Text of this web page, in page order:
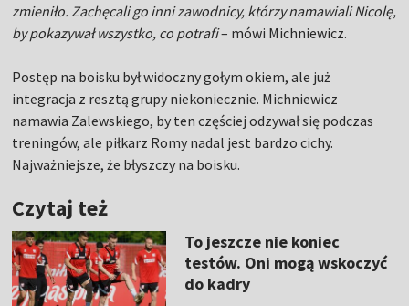
zmieniło. Zachęcali go inni zawodnicy, którzy namawiali Nicolę,
by pokazywał wszystko, co potrafi– mówi Michniewicz.
Postęp na boisku był widoczny gołym okiem, ale już
integracja z resztą grupy niekoniecznie. Michniewicz
namawia Zalewskiego, by ten częściej odzywał się podczas
treningów, ale piłkarz Romy nadal jest bardzo cichy.
Najważniejsze, że błyszczy na boisku.
Czytaj też
To jeszcze nie koniec
testów. Oni mogą wskoczyć
do kadry